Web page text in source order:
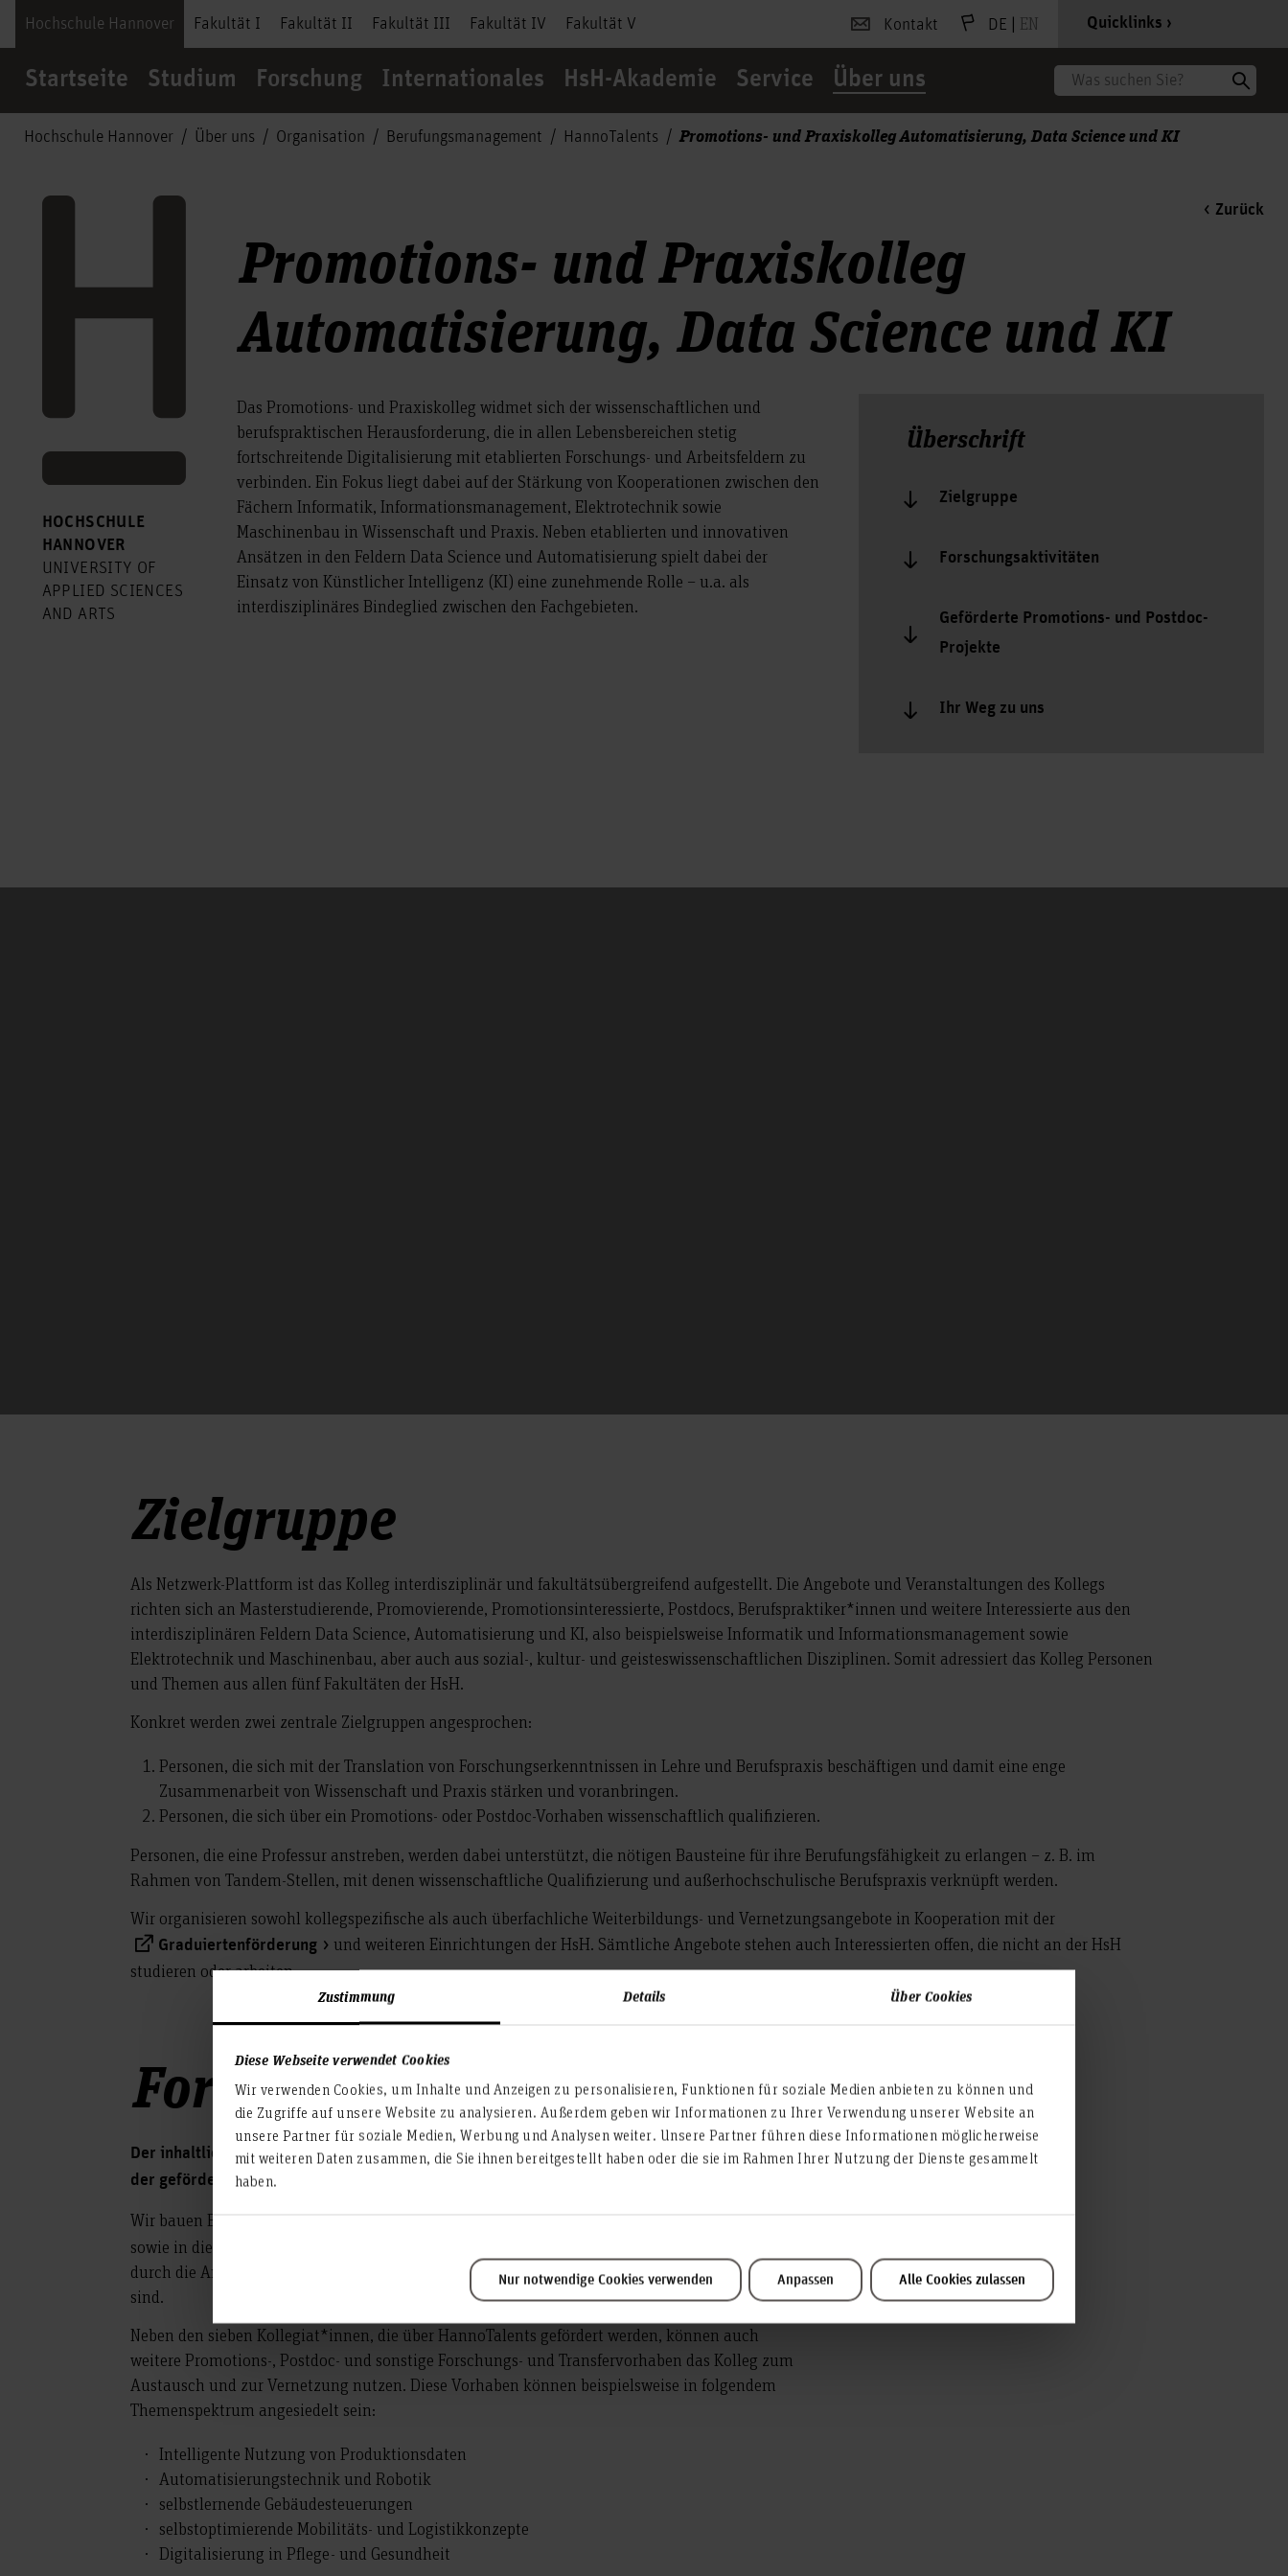
Zustimmung Details Über Cookies
Diese Webseite verwendet Cookies
Wir verwenden Cookies, um Inhalte und Anzeigen zu personalisieren, Funktionen für soziale Medien anbieten zu können und
die Zugriffe auf unsere Website zu analysieren. Außerdem geben wir Informationen zu Ihrer Verwendung unserer Website an
unsere Partner für soziale Medien, Werbung und Analysen weiter. Unsere Partner führen diese Informationen möglicherweise
mit weiteren Daten zusammen, die Sie ihnen bereitgestellt haben oder die sie im Rahmen Ihrer Nutzung der Dienste gesammelt
haben.
Nur notwendige Cookies verwenden Anpassen Alle Cookies zulassen
Hochschule Hannover Fakultät I Fakultät II Fakultät III Fakultät IV Fakultät V Kontakt DE | EN Quicklinks
Startseite Studium Forschung Internationales HsH-Akademie Service Über uns Suche
Hochschule Hannover Über uns Organisation Berufungsmanagement HannoTalents Promotions- und Praxiskolleg Automatisierung, Data Science und KI
HOCHSCHULE
HANNOVER
UNIVERSITY OF
APPLIED SCIENCES
AND ARTS
Zurück
Promotions- und Praxiskolleg
Automatisierung, Data Science und KI
Das Promotions- und Praxiskolleg widmet sich der wissenschaftlichen und
berufspraktischen Herausforderung, die in allen Lebensbereichen stetig
fortschreitende Digitalisierung mit etablierten Forschungs- und Arbeitsfeldern zu
verbinden. Ein Fokus liegt dabei auf der Stärkung von Kooperationen zwischen den
Fächern Informatik, Informationsmanagement, Elektrotechnik sowie
Maschinenbau in Wissenschaft und Praxis. Neben etablierten und innovativen
Ansätzen in den Feldern Data Science und Automatisierung spielt dabei der
Einsatz von Künstlicher Intelligenz (KI) eine zunehmende Rolle – u.a. als
interdisziplinäres Bindeglied zwischen den Fachgebieten.
Überschrift
Zielgruppe
Forschungsaktivitäten
Geförderte Promotions- und Postdoc-
Projekte
Ihr Weg zu uns
Zielgruppe
Als Netzwerk-Plattform ist das Kolleg interdisziplinär und fakultätsübergreifend aufgestellt. Die Angebote und Veranstaltungen des Kollegs
richten sich an Masterstudierende, Promovierende, Promotionsinteressierte, Postdocs, Berufspraktiker*innen und weitere Interessierte aus den
interdisziplinären Feldern Data Science, Automatisierung und KI, also beispielsweise Informatik und Informationsmanagement sowie
Elektrotechnik und Maschinenbau, aber auch aus sozial-, kultur- und geisteswissenschaftlichen Disziplinen. Somit adressiert das Kolleg Personen
und Themen aus allen fünf Fakultäten der HsH.
Konkret werden zwei zentrale Zielgruppen angesprochen:
Personen, die sich mit der Translation von Forschungserkenntnissen in Lehre und Berufspraxis beschäftigen und damit eine enge
Zusammenarbeit von Wissenschaft und Praxis stärken und voranbringen.
Personen, die sich über ein Promotions- oder Postdoc-Vorhaben wissenschaftlich qualifizieren.
Personen, die eine Professur anstreben, werden dabei unterstützt, die nötigen Bausteine für ihre Berufungsfähigkeit zu erlangen – z. B. im
Rahmen von Tandem-Stellen, mit denen wissenschaftliche Qualifizierung und außerhochschulische Berufspraxis verknüpft werden.
Wir organisieren sowohl kollegspezifische als auch überfachliche Weiterbildungs- und Vernetzungsangebote in Kooperation mit der
Graduiertenförderung
und weiteren Einrichtungen der HsH. Sämtliche Angebote stehen auch Interessierten offen, die nicht an der HsH
studieren oder arbeiten.
Forschungsaktivitäten
Der inhaltliche Schwerpunkt des Kollegs liegt in der Begleitung der Forschungsaktivitäten
der geförderten Kollegiat*innen
Wir bauen Brücken zur
sowie in die Praxis: Einerseits durch die Begleitung wissenschaftlicher Talente und andererseits
durch die Ansprache von Berufspraktiker*innen, die außerhalb des Wissenschaftssystems tätig
sind.
Neben den sieben Kollegiat*innen, die über HannoTalents gefördert werden, können auch
weitere Promotions-, Postdoc- und sonstige Forschungs- und Transfervorhaben das Kolleg zum
Austausch und zur Vernetzung nutzen. Diese Vorhaben können beispielsweise in folgendem
Themenspektrum angesiedelt sein:
Intelligente Nutzung von Produktionsdaten
Automatisierungstechnik und Robotik
selbstlernende Gebäudesteuerungen
selbstoptimierende Mobilitäts- und Logistikkonzepte
Digitalisierung in Pflege- und Gesundheit